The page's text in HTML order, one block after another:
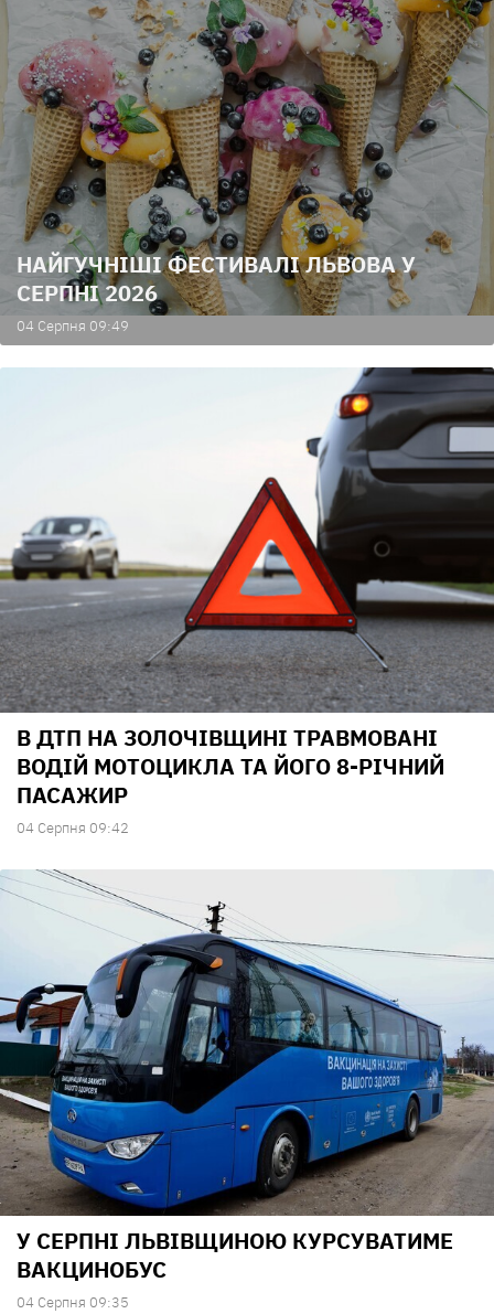
НАЙГУЧНІШІ ФЕСТИВАЛІ ЛЬВОВА У
СЕРПНІ 2026
04 Серпня 09:49
В ДТП НА ЗОЛОЧІВЩИНІ ТРАВМОВАНІ
ВОДІЙ МОТОЦИКЛА ТА ЙОГО 8-РІЧНИЙ
ПАСАЖИР
04 Серпня 09:42
У СЕРПНІ ЛЬВІВЩИНОЮ КУРСУВАТИМЕ
ВАКЦИНОБУС
04 Серпня 09:35